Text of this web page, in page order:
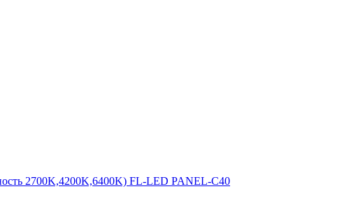
2700K,4200K,6400K) FL-LED PANEL-C40